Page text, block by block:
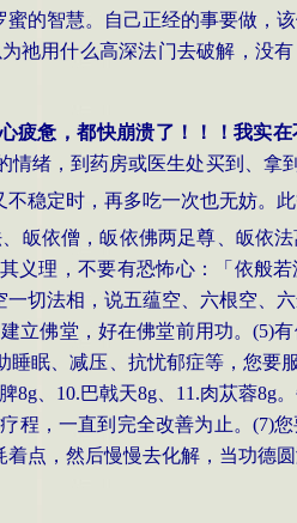
的智慧。自己正经的事要做，
祂用什么高深法门去破解，没
疲惫，都快崩溃了！！！我实
情绪，到药房或医生处买到、拿
不稳定时，再多吃一次也无妨。
皈依僧，皈依佛两足尊、皈依
义理，不要有恐怖心：「依般
切法相，说五蕴空、六根空、
立佛堂，好在佛堂前用功。(5)
睡眠、减压、抗忧郁症等，您要
8g 10.巴戟天8g 11.肉苁蓉8g
程，一直到完全改善为止。(7)您
点，然后慢慢去化解，当功德